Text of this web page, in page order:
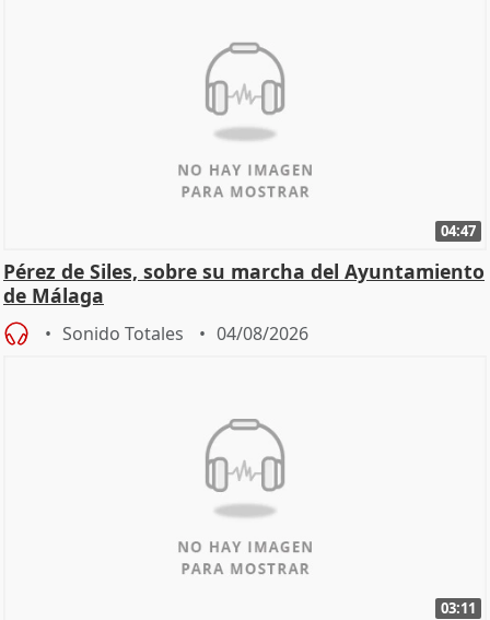
04:47
Pérez de Siles, sobre su marcha del Ayuntamiento
de Málaga
Sonido Totales 04/08/2026
03:11